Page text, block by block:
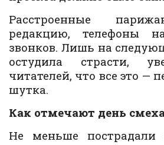
Расстроенные
редакцию, телефоны
звонков. Лишь на
остудила страсти,
читателей, что все это —
шутка.
Как отмечают день
Не меньше